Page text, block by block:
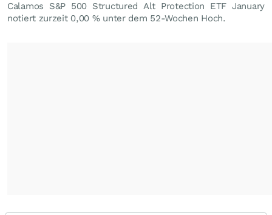
Calamos S&P 500 Structured Alt Protection ETF January
notiert zurzeit 0,00 %unter dem 52-Wochen Hoch.